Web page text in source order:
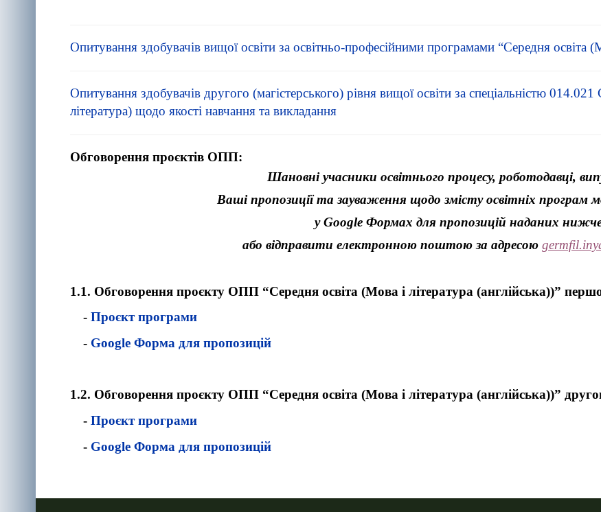
Опитування здобувачів вищої освіти за освітньо-професійними програмами “Середня освіта
Опитування здобувачів другого (магістерського) рівня вищої освіти за спеціальністю
література) щодо якості навчання та викладання
Обговорення проєктів ОПП:
Шановні учасники освітнього процесу, роботодавці,
Ваші пропозиції та зауваження щодо змісту освітніх
у Google Формах для пропозицій наданих
або відправити електронною поштою за адресою germfil.
1.1. Обговорення проєкту ОПП “Середня освіта (Мова і література (англійська))”
- Проєкт програми
- Google Форма для пропозицій
1.2. Обговорення проєкту ОПП “Середня освіта (Мова і література (англійська))”
- Проєкт програми
- Google Форма для пропозицій